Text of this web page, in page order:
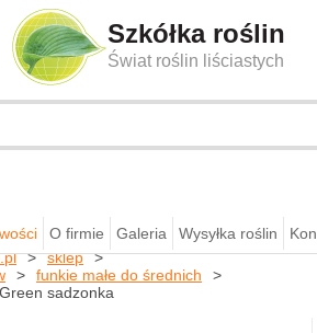
Szkółka roślin
Świat roślin liściastych
O firmie Galeria Wysyłka roślin
sklep
funkie małe do średnich
sadzonka